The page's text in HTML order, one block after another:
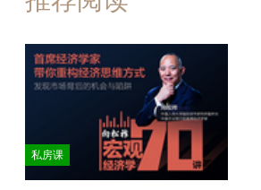
私房课